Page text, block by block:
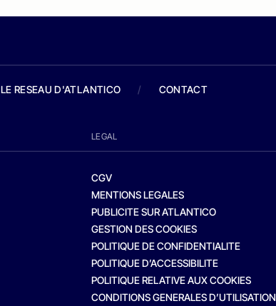
LE RESEAU D'ATLANTICO / CONTACT
LEGAL
CGV
MENTIONS LEGALES
PUBLICITE SUR ATLANTICO
GESTION DES COOKIES
POLITIQUE DE CONFIDENTIALITE
POLITIQUE D’ACCESSIBILITE
POLITIQUE RELATIVE AUX COOKIES
CONDITIONS GENERALES D’UTILISATION